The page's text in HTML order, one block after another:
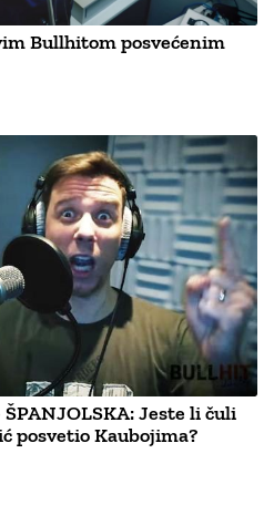
Bullhitom posvećenim
Jeste li čuli
posvetio Kaubojima?